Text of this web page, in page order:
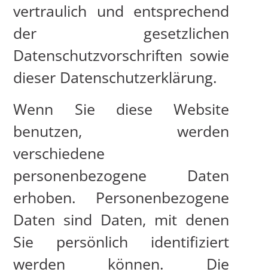
vertraulich und entsprechend
der gesetzlichen
Datenschutzvorschriften sowie
dieser Datenschutzerklärung.
Wenn Sie diese Website
benutzen, werden
verschiedene
personenbezogene Daten
erhoben. Personenbezogene
Daten sind Daten, mit denen
Sie persönlich identifiziert
werden können. Die